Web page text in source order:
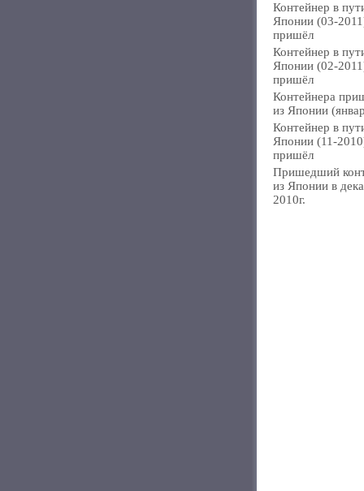
Контейнер в
Японии (03-
пришёл
Контейнер в
Японии (02-
пришёл
Контейнера
из Японии
Контейнер в
Японии (11-
пришёл
Пришедший
из Японии в
2010г.